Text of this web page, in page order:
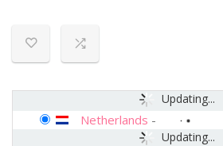
Updating...
Updating...
Netherlands -